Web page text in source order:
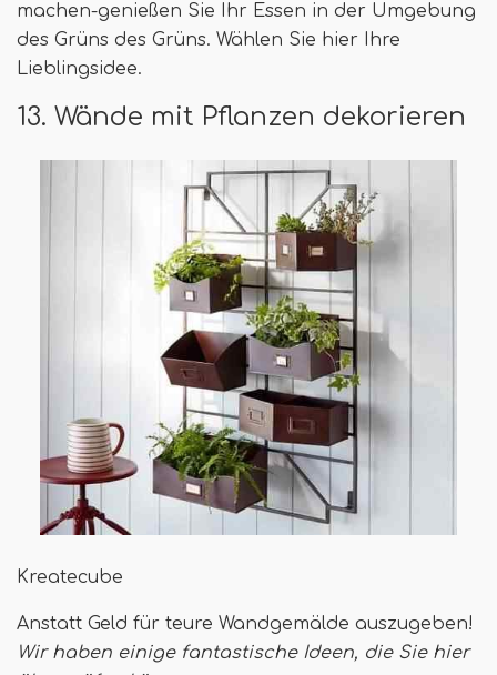
machen-genießen Sie Ihr Essen in der Umgebung
des Grüns des Grüns. Wählen Sie hier Ihre
Lieblingsidee.
13. Wände mit Pflanzen dekorieren
Kreatecube
Anstatt Geld für teure Wandgemälde auszugeben!
Wir haben einige fantastische Ideen, die Sie hier